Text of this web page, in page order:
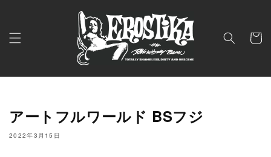
ー
アートフルワールド BSフジ
2022年3月15日